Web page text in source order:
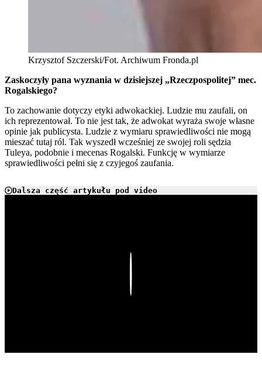
Krzysztof Szczerski/Fot. Archiwum Fronda.pl
Zaskoczyły pana wyznania w dzisiejszej „Rzeczpospolitej” mec.
Rogalskiego?
To zachowanie dotyczy etyki adwokackiej. Ludzie mu zaufali, on
ich reprezentował. To nie jest tak, że adwokat wyraża swoje własne
opinie jak publicysta. Ludzie z wymiaru sprawiedliwości nie mogą
mieszać tutaj ról. Tak wyszedł wcześniej ze swojej roli sędzia
Tuleya, podobnie i mecenas Rogalski. Funkcję w wymiarze
sprawiedliwości pełni się z czyjegoś zaufania.
Dalsza część artykułu pod video